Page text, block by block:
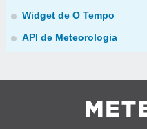
Widget de O Tempo
API de Meteorologia